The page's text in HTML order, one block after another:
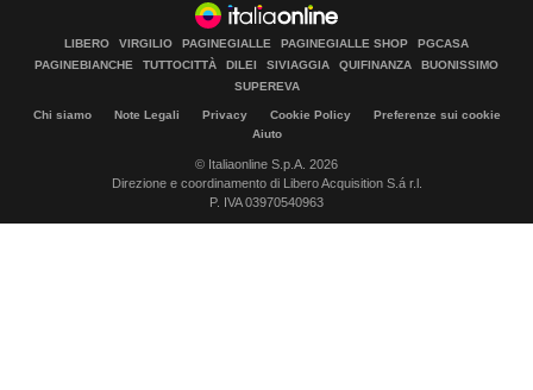
LIBERO VIRGILIO PAGINEGIALLE PAGINEGIALLE SHOP
PGCASA
PAGINEBIANCHE
TUTTOCITTÀ DILEI SIVIAGGIA QUIFINANZA
BUONISSIMO
SUPEREVA
Chi siamo Note Legali Privacy Cookie Policy
Preferenze sui cookie
Aiuto
© Italiaonline S.p.A. 2026
Direzione e coordinamento di Libero Acquisition S.á r.l.
P. IVA 03970540963